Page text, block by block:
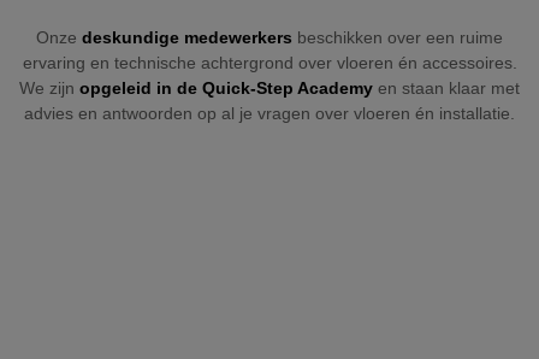
Onze deskundige medewerkers beschikken over een ruime
ervaring en technische achtergrond over vloeren én accessoires.
We zijn opgeleid in de Quick-Step Academy en staan klaar met
advies en antwoorden op al je vragen over vloeren én installatie.